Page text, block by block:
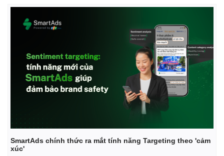
SmartAds chính thức ra mắt tính năng Targeting theo 'cảm
xúc'